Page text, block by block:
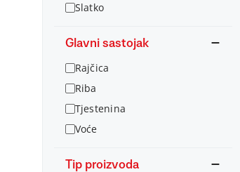
Slatko
Glavni sastojak
Rajčica
Riba
Tjestenina
Voće
Tip proizvoda